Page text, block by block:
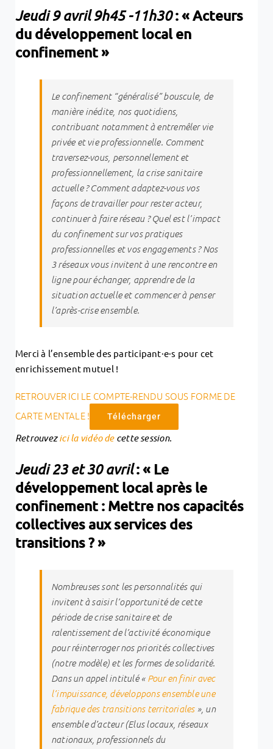
Jeudi 9 avril 9h45 -11h30: « Acteurs
du développement local en
confinement »
Le confinement “généralisé” bouscule, de
manière inédite, nos quotidiens,
contribuant notamment à entremêler vie
privée et vie professionnelle. Comment
traversez-vous, personnellement et
professionnellement, la crise sanitaire
actuelle ? Comment adaptez-vous vos
façons de travailler pour rester acteur,
continuer à faire réseau ? Quel est l’impact
du confinement sur vos pratiques
professionnelles et vos engagements ? Nos
3 réseaux vous invitent à une rencontre en
ligne pour échanger, apprendre de la
situation actuelle et commencer à penser
l’après-crise ensemble.
Merci à l’ensemble des participant·e·s pour cet
enrichissement mutuel !
RETROUVER ICI LE COMPTE-RENDU SOUS FORME DE
CARTE MENTALE !
Télécharger
Retrouvezici la vidéo de cette session.
Jeudi 23 et 30 avril: « Le
développement local après le
confinement : Mettre nos capacités
collectives aux services des
transitions ? »
Nombreuses sont les personnalités qui
invitent à saisir l’opportunité de cette
période de crise sanitaire et de
ralentissement de l’activité économique
pour réinterroger nos priorités collectives
(notre modèle) et les formes de solidarité.
Dans un appel intitulé « Pour en finir avec
l’impuissance, développons ensemble une
fabrique des transitions territoriales», un
ensemble d’acteur (Elus locaux, réseaux
nationaux, professionnels du